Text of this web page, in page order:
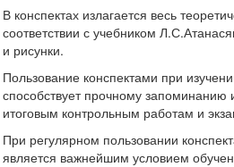
В конспектах излагается весь
соответствии с учебником
и рисунки.
Пользование конспектами при
способствует прочному
итоговым контрольным работам и
При регулярном пользовании
является важнейшим условием